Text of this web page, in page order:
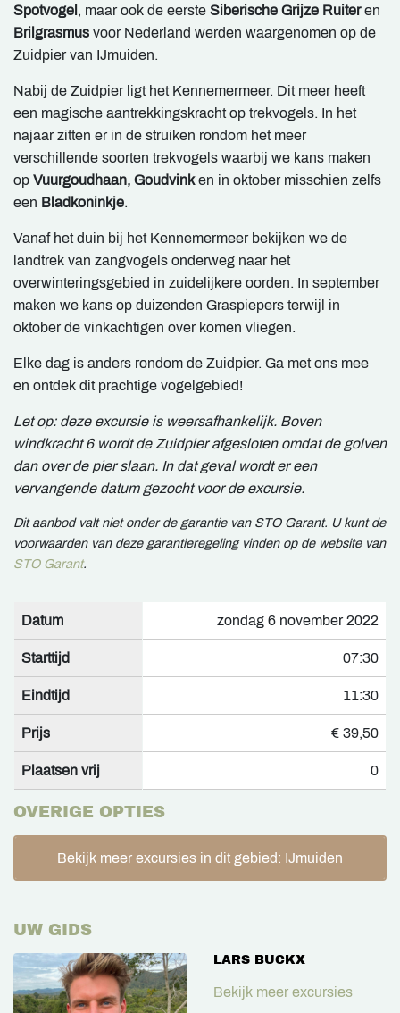
Spotvogel , maar ook de eerste Siberische Grijze Ruiteren
Brilgrasmus voor Nederland werden waargenomen op de
Zuidpier van IJmuiden.
Nabij de Zuidpier ligt het Kennemermeer. Dit meer heeft
een magische aantrekkingskracht op trekvogels. In het
najaar zitten er in de struiken rondom het meer
verschillende soorten trekvogels waarbij we kans maken
op Vuurgoudhaan, Goudvinken in oktober misschien zelfs
een Bladkoninkje.
Vanaf het duin bij het Kennemermeer bekijken we de
landtrek van zangvogels onderweg naar het
overwinteringsgebied in zuidelijkere oorden. In september
maken we kans op duizenden Graspiepers terwijl in
oktober de vinkachtigen over komen vliegen.
Elke dag is anders rondom de Zuidpier. Ga met ons mee
en ontdek dit prachtige vogelgebied!
Let op: deze excursie is weersafhankelijk. Boven
windkracht 6 wordt de Zuidpier afgesloten omdat de golven
dan over de pier slaan. In dat geval wordt er een
vervangende datum gezocht voor de excursie.
Dit aanbod valt niet onder de garantie van STO Garant. U kunt de
voorwaarden van deze garantieregeling vinden op de website van
STO Garant.
Datum zondag 6 november 2022
Starttijd 07:30
Eindtijd 11:30
Prijs € 39,50
Plaatsen vrij 0
OVERIGE OPTIES
Bekijk meer excursies in dit gebied: IJmuiden
UW GIDS
LARS BUCKX
Bekijk meer excursies